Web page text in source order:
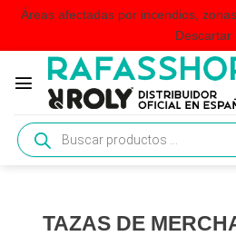
Áreas afectadas por incendios,
Descartar
contenido
Búsqueda
de
productos
TAZAS DE